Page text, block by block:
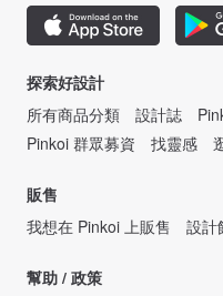
探索好設計
所有商品分類
設計誌
Pinkoi 群眾募資
找靈感
販售
我想在 Pinkoi 上販售
設計
幫助 / 政策